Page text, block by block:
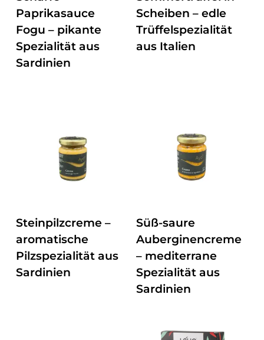
Paprikasauce
Fogu – pikante
Spezialität aus
Sardinien
Scheiben – edle
Trüffelspezialität
aus Italien
Steinpilzcreme –
aromatische
Pilzspezialität aus
Sardinien
Süß-saure
Auberginencreme
– mediterrane
Spezialität aus
Sardinien